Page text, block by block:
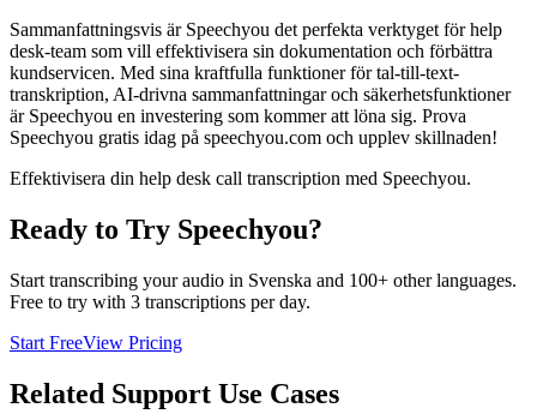
Sammanfattningsvis är Speechyou det perfekta verktyget för help
desk-team som vill effektivisera sin dokumentation och förbättra
kundservicen. Med sina kraftfulla funktioner för tal-till-text-
transkription, AI-drivna sammanfattningar och säkerhetsfunktioner
är Speechyou en investering som kommer att löna sig. Prova
Speechyou gratis idag på speechyou.com och upplev skillnaden!
Effektivisera din help desk call transcription med Speechyou.
Ready to Try Speechyou?
Start transcribing your audio in Svenska and 100+ other languages.
Free to try with 3 transcriptions per day.
Start FreeView Pricing
Related Support Use Cases